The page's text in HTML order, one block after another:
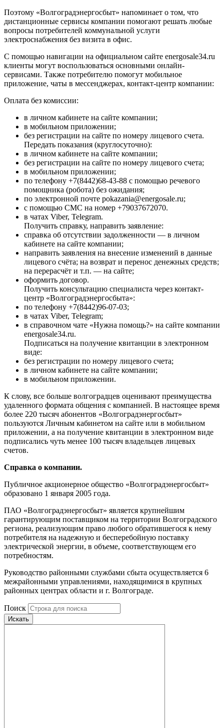
Поэтому «Волгоградэнергосбыт» напоминает о том, что
дистанционные сервисы компании помогают решать любые
вопросы потребителей коммунальной услуги
электроснабжения без визита в офис.
C помощью навигации на официальном сайте energosale34.ru
клиенты могут воспользоваться основными онлайн-
сервисами. Также потребителю помогут мобильное
приложение, чаты в мессенджерах, контакт-центр компании:
Оплата без комиссии:
в личном кабинете на сайте компании;
в мобильном приложении;
без регистрации на сайте по номеру лицевого счета.
Передать показания (круглосуточно):
в личном кабинете на сайте компании;
без регистрации на сайте по номеру лицевого счета;
в мобильном приложении;
по телефону +7(8442)68-43-88 с помощью речевого
помощника (робота) без ожидания;
по электронной почте pokazania@energosale.ru;
с помощью СМС на номер +79037672070.
в чатах Viber, Telegram.
Получить справку, направить заявление:
справка об отсутствии задолженности — в личном
кабинете на сайте компании;
направить заявления на внесение изменений в данные
лицевого счёта; на возврат и перенос денежных средств;
на перерасчёт и т.п. — на сайте;
оформить договор.
Получить консультацию специалиста через контакт-
центр «Волгоградэнергосбыта»:
по телефону +7(8442)96-07-03;
в чатах Viber, Telegram;
в справочном чате «Нужна помощь?» на сайте компании
energosale34.ru.
Подписаться на получение квитанции в электронном
виде:
без регистрации по номеру лицевого счета;
в личном кабинете на сайте компании;
в мобильном приложении.
К слову, все больше волгоградцев оценивают преимущества
удаленного формата общения с компанией. В настоящее время
более 220 тысяч абонентов «Волгоградэнергосбыт»
пользуются Личным кабинетом на сайте или в мобильном
приложении, а на получение квитанции в электронном виде
подписались чуть менее 100 тысяч владельцев лицевых
счетов.
Справка о компании.
Публичное акционерное общество «Волгоградэнергосбыт»
образовано 1 января 2005 года.
ПАО «Волгоградэнергосбыт» является крупнейшим
гарантирующим поставщиком на территории Волгоградского
региона, реализующим право любого обратившегося к нему
потребителя на надежную и бесперебойную поставку
электрической энергии, в объеме, соответствующем его
потребностям.
Руководство районными службами сбыта осуществляется 6
межрайонными управлениями, находящимися в крупных
районных центрах области и г. Волгограде.
Поиск
Искать